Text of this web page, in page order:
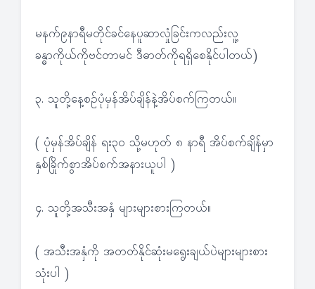
မနက်၉နာရီမတိုင်ခင်နေပူဆာလှုံခြင်းကလည်းလူ့
ခန္ဓာကိုယ်ကိုဗင်တာမင် ဒီဓာတ်ကိုရရှိစေနိုင်ပါတယ်)
၃. သူတို့နေ့စဉ်ပုံမှန်အိပ်ချိန်နဲ့အိပ်စက်ကြတယ်။
( ပုံမှန်အိပ်ချိန် ရး၃၀ သို့မဟုတ် ၈ နာရီ အိပ်စက်ချိန်မှာ
နှစ်ခြိုက်စွာအိပ်စက်အနားယူပါ )
၄. သူတို့အသီးအနှံ များများစားကြတယ်။
( အသီးအနှံကို အတတ်နိုင်ဆုံးမရွေးချယ်ပဲများများစား
သုံးပါ )